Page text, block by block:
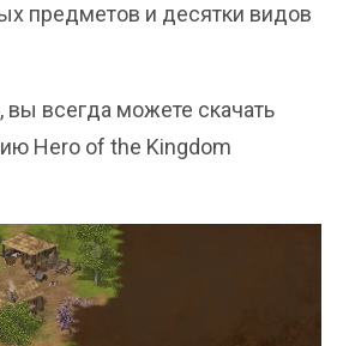
предметов и десятки видов
вы всегда можете скачать
Hero of the Kingdom